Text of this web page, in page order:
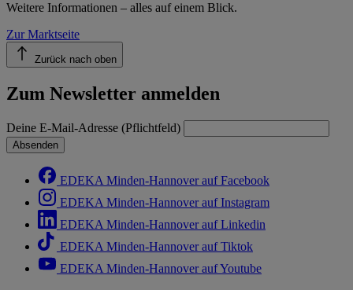
Weitere Informationen – alles auf einem Blick.
Zur Marktseite
Zurück nach oben
Zum Newsletter anmelden
Deine E-Mail-Adresse (Pflichtfeld)
Absenden
EDEKA Minden-Hannover auf Facebook
EDEKA Minden-Hannover auf Instagram
EDEKA Minden-Hannover auf Linkedin
EDEKA Minden-Hannover auf Tiktok
EDEKA Minden-Hannover auf Youtube